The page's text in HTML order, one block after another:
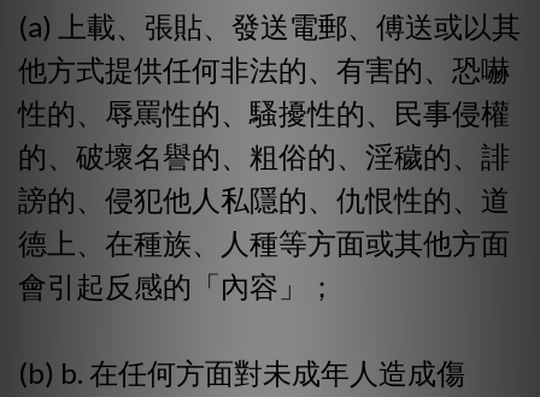
(a) 上載、張貼、發送電郵、傅送或以其
他方式提供任何非法的、有害的、恐嚇
性的、辱罵性的、騷擾性的、民事侵權
的、破壞名譽的、粗俗的、淫穢的、誹
謗的、侵犯他人私隱的、仇恨性的、道
德上、在種族、人種等方面或其他方面
會引起反感的「內容」；
(b) b. 在任何方面對未成年人造成傷